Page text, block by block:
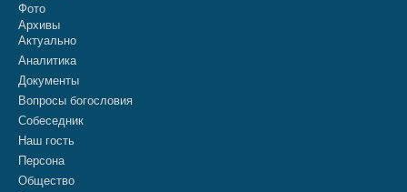
Фото
Архивы
Актуально
Аналитика
Документы
Вопросы богословия
Собеседник
Наш гость
Персона
Общество